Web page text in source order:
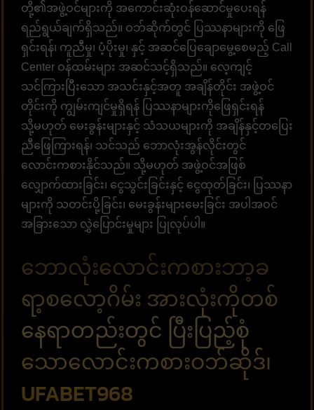
တို့၏အဖွဲ့ဝင်များကို အကောင်းဆုံးဝန်ဆောင်မှုပေးရန်
ရည်ရွယ်ချက်ရှိသည်။ ဝဘ်ဆိုက်တွင် ပြဿနာများကို ဖြေ
ရှင်းရန်၊ ကူညီမှု၊ ပံ့ပိုးမှု၊ နှင့် အဆင်ပြေချောမွေ့စေမည့် Call
Center ဝန်ထမ်းများ အဆင်သင့်ရှိသည်။ လေ့ကျင့်
သင်ကြားပြီးသော အသင်းနှင့်အတူ အချိန်တိုင်း အဖွဲ့ဝင်
တိုင်းကို ကျွမ်းကျင်မှုရှိရန် ပြဿနာများကိုဖြေရှင်းရန်
သို့မဟုတ် မေးခွန်းများနှင့် သံသယများကို အချိန်နှင့်တပြေး
ညီဖြေကြားရန်၊ သင်သည် ဘောလုံးအွန်လိုင်းတွင်
လောင်းကစားနိုင်သည်။ သို့မဟုတ် အဖွဲ့ဝင်အဖြစ်
လျှောက်ထားခြင်း၊ ငွေသွင်းခြင်းနှင့် ငွေထုတ်ခြင်း၊ ပြဿနာ
များကို သတင်းပို့ခြင်း၊ မေးခွန်းများမေးခြင်း အပါအဝင်
အခြားသော လွှဲပြောင်းမှုများ ပြုလုပ်ပါ။
ဘောလုံးလောင်းကစားဘာ့ခ
ရာ့စလော့ဂိမ်း အားလုံးကိုတစ်
နေရာတည်းတွင် ပြီးပြည့်စုံ
သောလောင်းကစားဝဘ်ဆိုဒ်၊
UFABET968